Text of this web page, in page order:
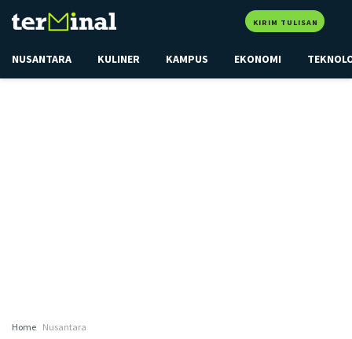
KIRIM TULISAN
NUSANTARA KULINER KAMPUS EKONOMI
Home Nusantara